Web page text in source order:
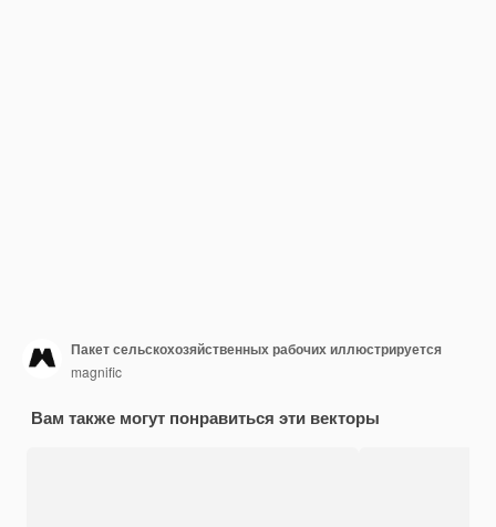
Пакет сельскохозяйственных рабочих иллюстрируется
magnific
Вам также могут понравиться эти векторы